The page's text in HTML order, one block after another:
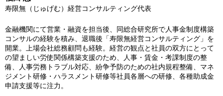
寿限無（じゅげむ）経営コンサルティング代表
金融機関にて営業・融資を担当後、同総合研究所で人事金制度構築
コンサルの経験を積み、退職後「寿限無経営コンサルティング」を
開業。上場会社総務顧問も経験。経営の観点と社員の双方にとって
の望ましい労使関係構築支援のため、人事・賃金・考課制度の整
備、人事労務トラブル対応、紛争予防のための社内規程整備、マネ
ジメント研修・ハラスメント研修等社員各層への研修、各種助成金
申請支援等に注力。